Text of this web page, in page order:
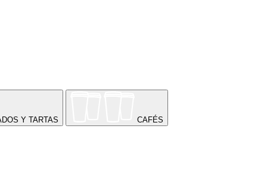
Y TARTAS CAFÉS